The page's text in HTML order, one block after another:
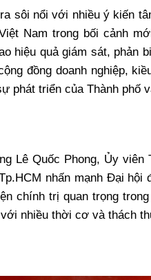
sôi nổi với nhiều ý kiến
Nam trong bối cảnh
hiệu quả giám sát, phản
đồng doanh nghiệp,
phát triển của Thành phố
Lê Quốc Phong, Ủy
nhấn mạnh Đại hội
chính trị quan trọng
nhiều thời cơ và thách